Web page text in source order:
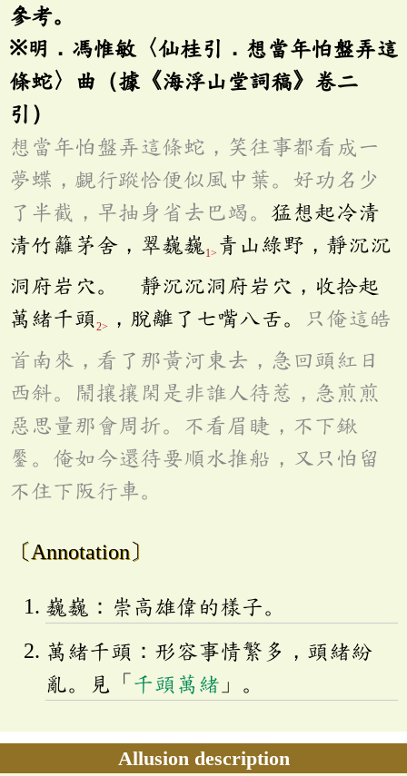
參考。
※明．馮惟敏〈仙桂引．想當年怕盤弄這
條蛇〉曲（據《海浮山堂詞稿》卷二
引）
想當年怕盤弄這條蛇，笑往事都看成一
夢蝶，覷行蹤恰便似風中葉。好功名少
了半截，早抽身省去巴竭。 猛想起冷清
清竹籬茅舍，翠巍巍 1> 青山綠野，靜沉沉
洞府岩穴。 靜沉沉洞府岩穴，收拾起
萬緒千頭 2> ，脫離了七嘴八舌。
只俺這皓
首南來，看了那黃河東去，急回頭紅日
西斜。鬧攘攘閑是非誰人待惹，急煎煎
惡思量那會周折。不看眉睫，不下鍬
。俺如今還待要順水推船，又只怕留
不住下阪行車。
〔Annotation〕
巍巍：崇高雄偉的樣子。
萬緒千頭：形容事情繁多，頭緒紛
亂。見「 千頭萬緒 」。
Allusion description